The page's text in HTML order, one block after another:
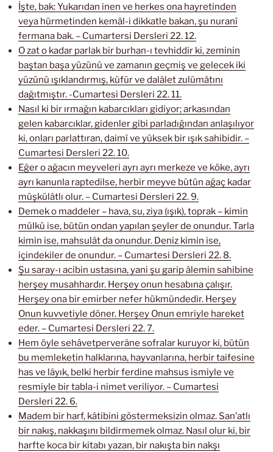
İşte, bak: Yukarıdan inen ve herkes ona hayretinden
veya hürmetinden kemâl-i dikkatle bakan, şu nuranî
fermana bak. – Cumartersi Dersleri 22. 12.
O zat o kadar parlak bir burhan-ı tevhiddir ki, zeminin
baştan başa yüzünü ve zamanın geçmiş ve gelecek iki
yüzünü ışıklandırmış, küfür ve dalâlet zulümâtını
dağıtmıştır. -Cumartesi Dersleri 22. 11.
Nasıl ki bir ırmağın kabarcıkları gidiyor; arkasından
gelen kabarcıklar, gidenler gibi parladığından anlaşılıyor
ki, onları parlattıran, daimî ve yüksek bir ışık sahibidir. –
Cumartesi Dersleri 22. 10.
Eğer o ağacın meyveleri ayrı ayrı merkeze ve köke, ayrı
ayrı kanunla raptedilse, herbir meyve bütün ağaç kadar
müşkülâtlı olur. – Cumartesi Dersleri 22. 9.
Demek o maddeler – hava, su, ziya (ışık), toprak – kimin
mülkü ise, bütün ondan yapılan şeyler de onundur. Tarla
kimin ise, mahsulât da onundur. Deniz kimin ise,
içindekiler de onundur. – Cumartesi Dersleri 22. 8.
Şu saray-ı acibin ustasına, yani şu garip âlemin sahibine
herşey musahhardır. Herşey onun hesabına çalışır.
Herşey ona bir emirber nefer hükmündedir. Herşey
Onun kuvvetiyle döner. Herşey Onun emriyle hareket
eder. – Cumartesi Dersleri 22. 7.
Hem öyle sehâvetperverâne sofralar kuruyor ki, bütün
bu memleketin halklarına, hayvanlarına, herbir taifesine
has ve lâyık, belki herbir ferdine mahsus ismiyle ve
resmiyle bir tabla-i nimet veriliyor. – Cumartesi
Dersleri 22. 6.
Madem bir harf, kâtibini göstermeksizin olmaz. San’atlı
bir nakış, nakkaşını bildirmemek olmaz. Nasıl olur ki, bir
harfte koca bir kitabı yazan, bir nakışta bin nakşı